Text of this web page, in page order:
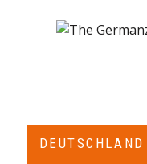
DEUTSCHLAND